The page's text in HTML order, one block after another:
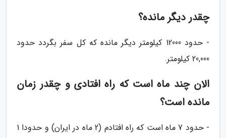
چقدر دیگر مانده؟
- حدود 12000 کیلومتر دیگر مانده که کل سفر بگردد حدود
20,000 کیلومتر.
الان چند ماه است که راه افتادی و چقدر زمان
مانده است؟
- حدود 7 ماه است که راه افتادم (2 ماه در ایران) و حدودا 1